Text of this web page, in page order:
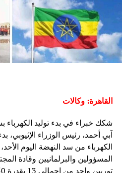
القاهرة: وكالات
شكك خبراء في بدء توليد
آبي أحمد، رئيس الوزراء الإثيوبي،
الكهرباء من سد النهضة اليوم
المسؤولين والبرلمانيين وقادة
توربين واحد من إجمالي 13 بقدرة 350 ميقاوات.